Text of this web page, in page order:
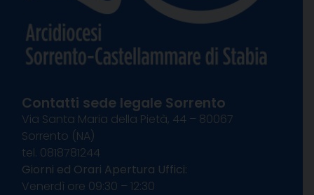
Contatti sede legale Sorrento
Via Santa Maria della Pietà, 44 – 80067
Sorrento (NA)
tel. 0818781244
Giorni ed Orari Apertura Uffici:
Venerdì ore 09:30 – 12:30